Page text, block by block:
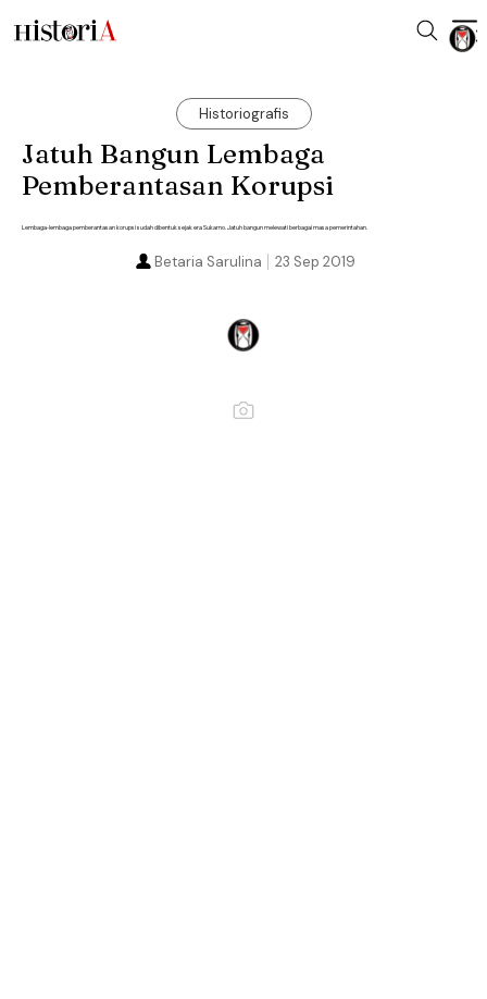
Historiografis
Jatuh Bangun Lembaga
Pemberantasan Korupsi
Lembaga-lembaga pemberantasan korupsi sudah dibentuk sejak era Sukarno. Jatuh bangun melewati berbagai masa pemerintahan.
23 Sep 2019
Betaria Sarulina